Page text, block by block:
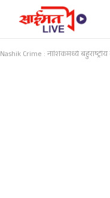
Nashik Crime : नाशिकमध्ये बहुराष्ट्रीय कंपनीतील महिलांवर लैंगिक